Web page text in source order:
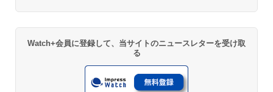
Watch+会員に登録して、当サイトのニュースレターを受け取
る